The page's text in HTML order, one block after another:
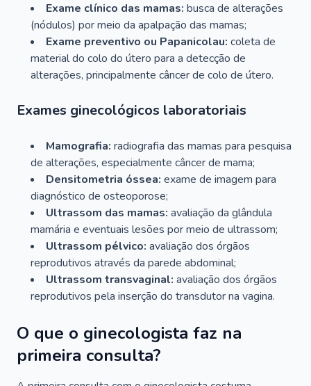
Exame clínico das mamas: busca de alterações
(nódulos) por meio da apalpação das mamas;
Exame preventivo ou Papanicolau: coleta de
material do colo do útero para a detecção de
alterações, principalmente câncer de colo de útero.
Exames ginecológicos laboratoriais
Mamografia: radiografia das mamas para pesquisa
de alterações, especialmente câncer de mama;
Densitometria óssea: exame de imagem para
diagnóstico de osteoporose;
Ultrassom das mamas: avaliação da glândula
mamária e eventuais lesões por meio de ultrassom;
Ultrassom pélvico: avaliação dos órgãos
reprodutivos através da parede abdominal;
Ultrassom transvaginal: avaliação dos órgãos
reprodutivos pela inserção do transdutor na vagina.
O que o ginecologista faz na
primeira consulta?